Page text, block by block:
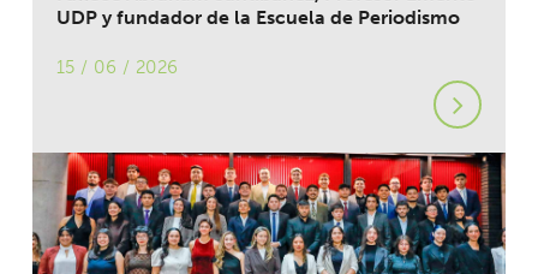
UDP y fundador de la Escuela de Periodismo
15 / 06 / 2026